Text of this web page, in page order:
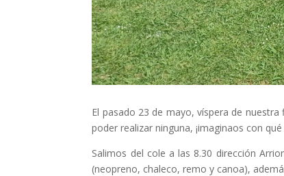
El pasado 23 de mayo, víspera de
poder realizar ninguna, ¡imaginaos con
Salimos del cole a las 8.30 dirección
(neopreno, chaleco, remo y canoa),